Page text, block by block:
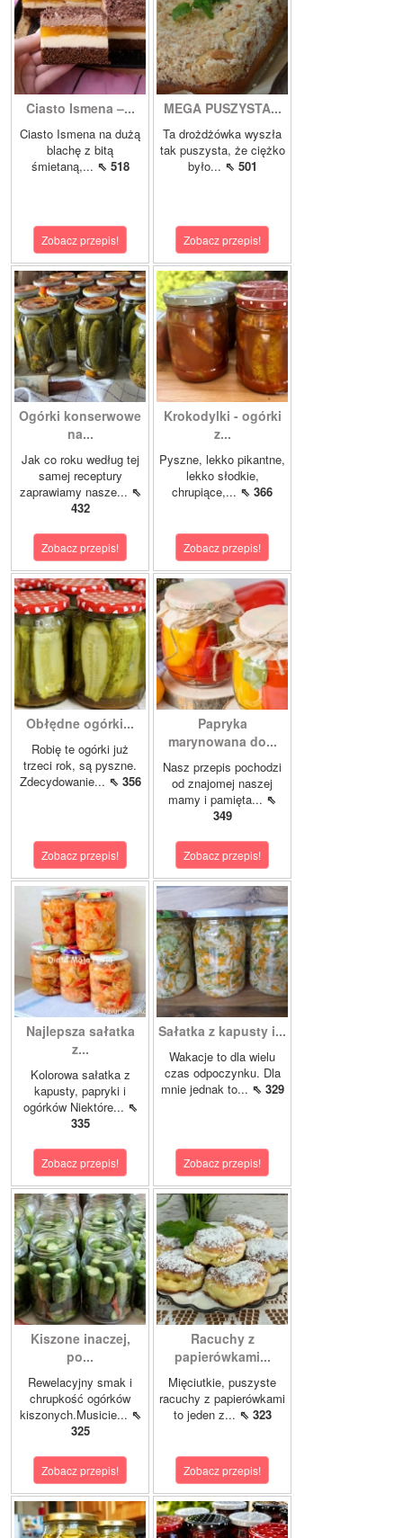
Ciasto Ismena –...
Ciasto Ismena na dużą
blachę z bitą
śmietaną,... ⇖ 518
Zobacz przepis!
MEGA PUSZYSTA...
Ta drożdżówka wyszła
tak puszysta, że ciężko
było... ⇖ 501
Zobacz przepis!
Ogórki konserwowe
na...
Jak co roku według tej
samej receptury
zaprawiamy nasze... ⇖
432
Zobacz przepis!
Krokodylki - ogórki
z...
Pyszne, lekko pikantne,
lekko słodkie,
chrupiące,... ⇖ 366
Zobacz przepis!
Obłędne ogórki...
Robię te ogórki już
trzeci rok, są pyszne.
Zdecydowanie... ⇖ 356
Zobacz przepis!
Papryka
marynowana do...
Nasz przepis pochodzi
od znajomej naszej
mamy i pamięta... ⇖
349
Zobacz przepis!
Najlepsza sałatka
z...
Kolorowa sałatka z
kapusty, papryki i
ogórków Niektóre... ⇖
335
Zobacz przepis!
Sałatka z kapusty i...
Wakacje to dla wielu
czas odpoczynku. Dla
mnie jednak to... ⇖ 329
Zobacz przepis!
Kiszone inaczej,
po...
Rewelacyjny smak i
chrupkość ogórków
kiszonych.Musicie... ⇖
325
Zobacz przepis!
Racuchy z
papierówkami...
Mięciutkie, puszyste
racuchy z papierówkami
to jeden z... ⇖ 323
Zobacz przepis!